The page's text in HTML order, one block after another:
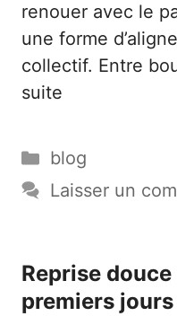
renouer avec le
une forme
collectif. Entre
suite
Catégories
blog
Laisser un
Reprise
premiers jours